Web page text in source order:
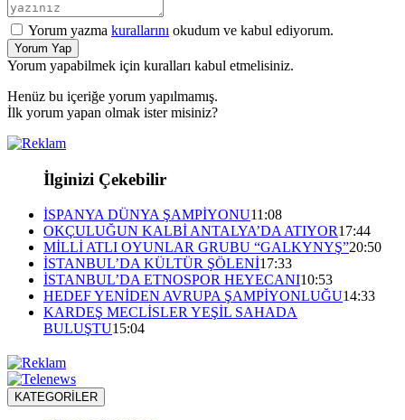
Yorum yazma kurallarını okudum ve kabul ediyorum.
Yorum Yap
Yorum yapabilmek için kuralları kabul etmelisiniz.
Henüz bu içeriğe yorum yapılmamış.
İlk yorum yapan olmak ister misiniz?
İlginizi Çekebilir
İSPANYA DÜNYA ŞAMPİYONU11:08
OKÇULUĞUN KALBİ ANTALYA’DA ATIYOR17:44
MİLLİ ATLI OYUNLAR GRUBU “GALKYNYŞ”20:50
İSTANBUL’DA KÜLTÜR ŞÖLENİ17:33
İSTANBUL’DA ETNOSPOR HEYECANI10:53
HEDEF YENİDEN AVRUPA ŞAMPİYONLUĞU14:33
KARDEŞ MECLİSLER YEŞİL SAHADA
BULUŞTU15:04
KATEGORİLER